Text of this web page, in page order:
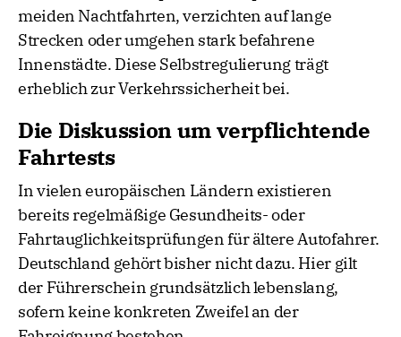
meiden Nachtfahrten, verzichten auf lange
Strecken oder umgehen stark befahrene
Innenstädte. Diese Selbstregulierung trägt
erheblich zur Verkehrssicherheit bei.
Die Diskussion um verpflichtende
Fahrtests
In vielen europäischen Ländern existieren
bereits regelmäßige Gesundheits- oder
Fahrtauglichkeitsprüfungen für ältere Autofahrer.
Deutschland gehört bisher nicht dazu. Hier gilt
der Führerschein grundsätzlich lebenslang,
sofern keine konkreten Zweifel an der